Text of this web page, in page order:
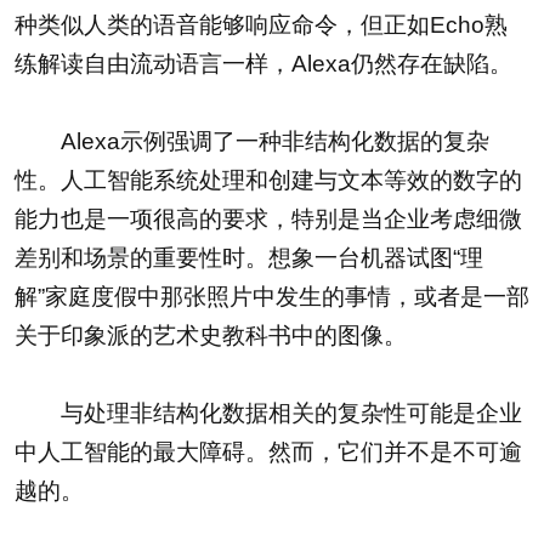
种类似人类的语音能够响应命令，但正如Echo熟
练解读自由流动语言一样，Alexa仍然存在缺陷。
Alexa示例强调了一种非结构化数据的复杂
性。人工智能系统处理和创建与文本等效的数字的
能力也是一项很高的要求，特别是当企业考虑细微
差别和场景的重要性时。想象一台机器试图“理
解”家庭度假中那张照片中发生的事情，或者是一部
关于印象派的艺术史教科书中的图像。
与处理非结构化数据相关的复杂性可能是企业
中人工智能的最大障碍。然而，它们并不是不可逾
越的。